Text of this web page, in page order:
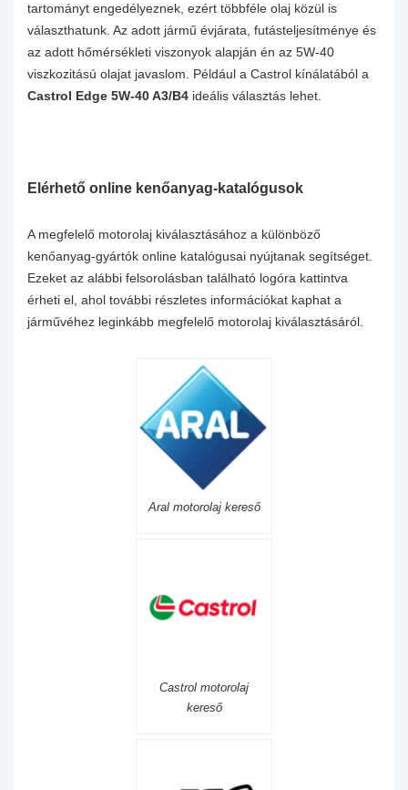
tartományt engedélyeznek, ezért többféle olaj közül is
választhatunk. Az adott jármű évjárata, futásteljesítménye és
az adott hőmérsékleti viszonyok alapján én az 5W-40
viszkozitású olajat javaslom. Például a Castrol kínálatából a
Castrol Edge 5W-40 A3/B4 ideális választás lehet.
Elérhető online kenőanyag-katalógusok
A megfelelő motorolaj kiválasztásához a különböző
kenőanyag-gyártók online katalógusai nyújtanak segítséget.
Ezeket az alábbi felsorolásban található logóra kattintva
érheti el, ahol további részletes információkat kaphat a
járművéhez leginkább megfelelő motorolaj kiválasztásáról.
Aral motorolaj kereső
Castrol motorolaj
kereső